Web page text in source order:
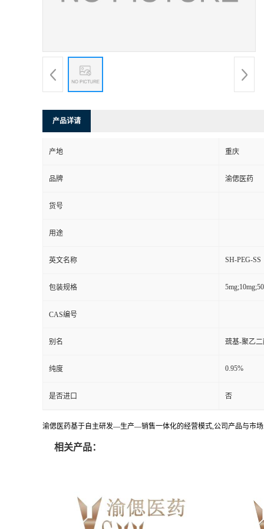
产品详请
产地 重庆
品牌 渝偲医药
货号
用途
英文名称 SH-PEG-SS
包装规格
CAS编号
别名 巯基-聚乙
纯度 0.95%
是否进口 否
渝偲医药基于自主研发—生产—销售一体化的经营模式,公司产品与市
相关产品：